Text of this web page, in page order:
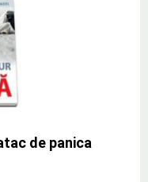
de panica